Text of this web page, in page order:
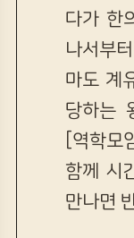
다가 한
나서부
마도 계
당하는
[역학모
함께 시
만나면